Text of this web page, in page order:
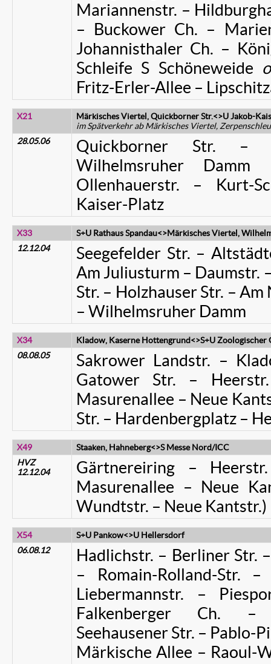
Mariannenstr. –
– Buckower Ch. –
Johannisthaler Ch. –
Schleife S Schöneweide
Fritz-Erler-Allee –
X21
Märkisches Viertel, Quickborner Str.<>U Jakob-
im Spätverkehr ab Märkisches Viertel,
28.05.06
Quickborner Str. –
Wilhelmsruher
Ollenhauerstr. – Kurt-
Kaiser-Platz
X33
S+U Rathaus Spandau<>Märkisches Viertel,
12.12.04
Seegefelder Str. –
Am Juliusturm – Daumstr.
Str. – Holzhauser Str. –
– Wilhelmsruher Damm
X34
Kladow, Kaserne Hottengrund<>S+U Zoologischer
08.08.05
Sakrower Landstr. –
Gatower Str. –
Masurenallee – Neue
Str. – Hardenbergplatz –
X49
Staaken, Hahneberg<>S Messe Nord/ICC
HVZ
12.12.04
Gärtnereiring –
Masurenallee – Neue
Wundtstr. – Neue Kantstr.)
X54
S+U Pankow<>U Hellersdorf
06.08.12
Hadlichstr. – Berliner Str.
– Romain-Rolland-Str.
Liebermannstr. –
Falkenberger Ch. –
Seehausener Str. – Pablo-
Märkische Allee – Raoul-